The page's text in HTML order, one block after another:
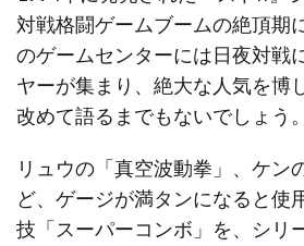
対戦格闘ゲームブームの絶頂期
のゲームセンターには日夜対戦
ヤーが集まり、絶大な人気を博
改めて語るまでもないでしょう。
リュウの「真空波動拳」、ケン
ど、ゲージが満タンになると使
技「スーパーコンボ」を、シリ